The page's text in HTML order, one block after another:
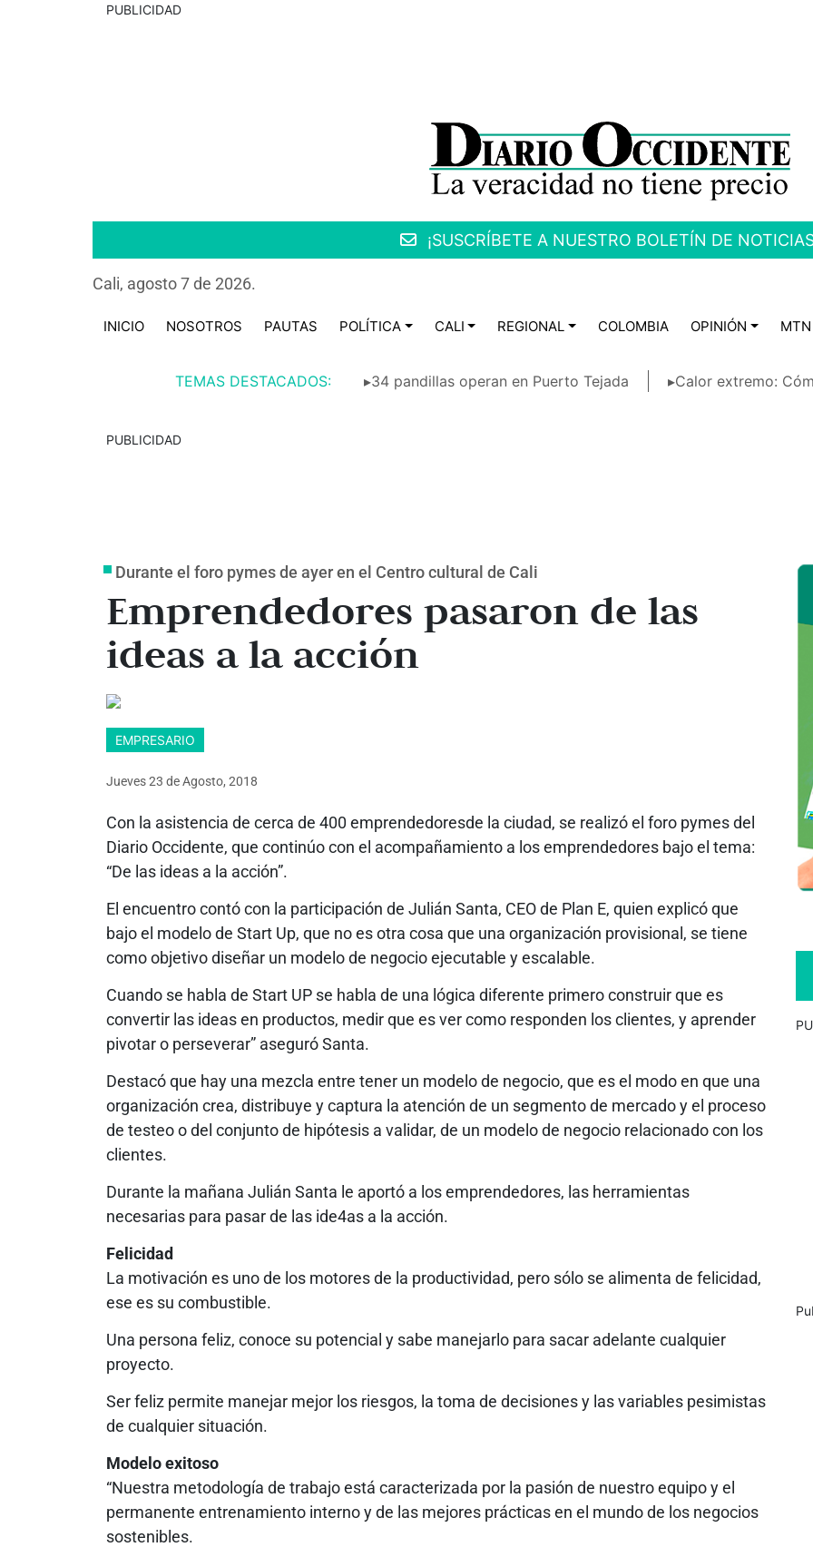
PUBLICIDAD
¡SUSCRÍBETE A NUESTRO BOLETÍN DE
Cali, agosto 7 de 2026.
INICIO NOSOTROS PAUTAS POLÍTICA CALI REGIONAL COLOMBIA OPINIÓN MTN
TEMAS DESTACADOS: ▸34 pandillas operan en Puerto Tejada ▸Calor extremo:
PUBLICIDAD
Durante el foro pymes de ayer en el Centro cultural de Cali
Emprendedores pasaron de las
ideas a la acción
EMPRESARIO
Jueves 23 deAgosto, 2018
Con la asistencia de cerca de 400 emprendedoresde la ciudad, se realizó el foro pymes del
Diario Occidente, que continúo con el acompañamiento a los emprendedores bajo el tema:
“De las ideas a la acción”.
El encuentro contó con la participación de Julián Santa, CEO de Plan E, quien explicó que
bajo el modelo de Start Up, que no es otra cosa que una organización provisional, se tiene
como objetivo diseñar un modelo de negocio ejecutable y escalable.
Cuando se habla de Start UP se habla de una lógica diferente primero construir que es
convertir las ideas en productos, medir que es ver como responden los clientes, y aprender
pivotar o perseverar” aseguró Santa.
Destacó que hay una mezcla entre tener un modelo de negocio, que es el modo en que una
organización crea, distribuye y captura la atención de un segmento de mercado y el proceso
de testeo o del conjunto de hipótesis a validar, de un modelo de negocio relacionado con los
clientes.
Durante la mañana Julián Santa le aportó a los emprendedores, las herramientas
necesarias para pasar de las ide4as a la acción.
Felicidad
La motivación es uno de los motores de la productividad, pero sólo se alimenta de felicidad,
ese es su combustible.
Una persona feliz, conoce su potencial y sabe manejarlo para sacar adelante cualquier
proyecto.
Ser feliz permite manejar mejor los riesgos, la toma de decisiones y las variables pesimistas
de cualquier situación.
Modelo exitoso
“Nuestra metodología de trabajo está caracterizada por la pasión de nuestro equipo y el
permanente entrenamiento interno y de las mejores prácticas en el mundo de los negocios
sostenibles.